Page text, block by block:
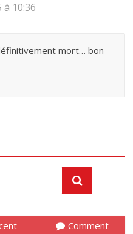
10:36
mort… bon
Comment